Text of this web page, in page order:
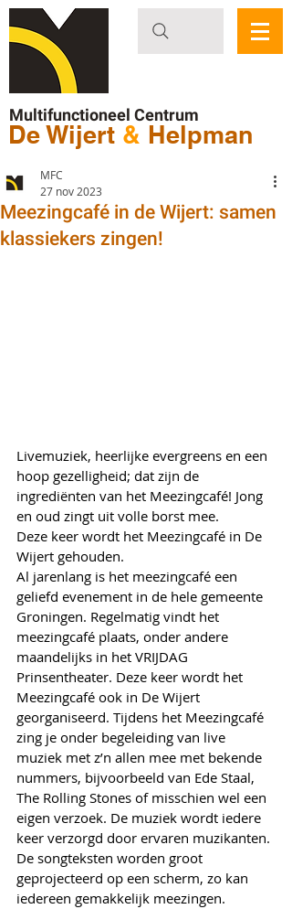
Multifunctioneel Centrum
De Wijert & Helpman
Meezingcafé in de Wijert: samen
klassiekers zingen!
MFC
27 nov 2023
Livemuziek, heerlijke evergreens en een
hoop gezelligheid; dat zijn de
ingrediënten van het Meezingcafé! Jong
en oud zingt uit volle borst mee.
Deze keer wordt het Meezingcafé in De
Wijert gehouden.
Al jarenlang is het meezingcafé een
geliefd evenement in de hele gemeente
Groningen. Regelmatig vindt het
meezingcafé plaats, onder andere
maandelijks in het VRIJDAG
Prinsentheater. Deze keer wordt het
Meezingcafé ook in De Wijert
georganiseerd. Tijdens het Meezingcafé
zing je onder begeleiding van live
muziek met z’n allen mee met bekende
nummers, bijvoorbeeld van Ede Staal,
The Rolling Stones of misschien wel een
eigen verzoek. De muziek wordt iedere
keer verzorgd door ervaren muzikanten.
De songteksten worden groot
geprojecteerd op een scherm, zo kan
iedereen gemakkelijk meezingen.